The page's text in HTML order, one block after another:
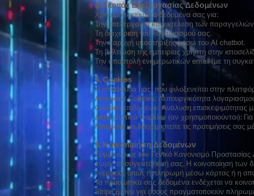
3. Σκοπός Επεξεργασίας Δεδομένων
Χρησιμοποιούμε τα δεδομένα σας για:
Την επεξεργασία και εκτέλεση των
Τη διαχείριση του λογαριασμού σας.
Την παροχή υποστήριξης μέσω του AI chatbot.
Τη βελτίωση της εμπειρίας χρήστη στην
Την αποστολή ενημερωτικών email (με τη
4. Cookies
Η ιστοσελίδα μας, που φιλοξενείται στην
Αναγκαία Cookies: Λειτουργικότητα
Cookies επιδόσεων: Ανάλυση
Διαφημιστικά Cookies (αν χρησιμοποιούνται):
Μπορείτε να διαχειριστείτε τις προτιμήσεις
5. Κοινοποίηση Δεδομένων
Σύμφωνα με τον Γενικό Κανονισμό Προστασίας
χωρίς τη συγκατάθεσή σας. Η κοινοποίηση των
ενέργεια, όπως η πληρωμή μέσω κάρτας ή η
Τα προσωπικά σας δεδομένα ενδέχεται να
Stripe (μόνο για όσους πραγματοποιούν